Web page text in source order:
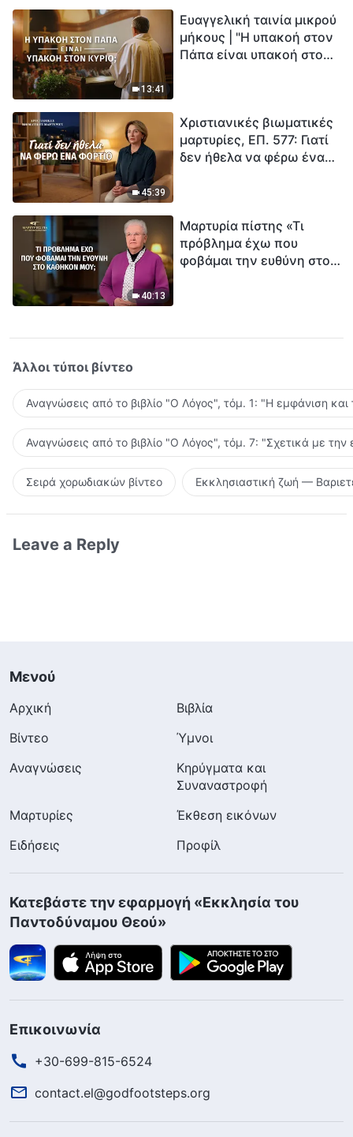
εξαφάνισης». Οι
καταστροφές χτυπούν.
Ξεκινά η αντίστροφη
13:41
Ευαγγελική ταινία μικρού
μήκους | "Η υπακοή στον
Πάπα είναι υπακοή στον
45:39
Χριστιανικές βιωματικές
μαρτυρίες, ΕΠ. 577: Γιατί
δεν ήθελα να φέρω ένα
40:13
Μαρτυρία πίστης «Τι
πρόβλημα έχω που
φοβάμαι την ευθύνη στο
Άλλοι τύποι βίντεο
Αναγνώσεις από το βιβλίο "Ο Λόγος", τόμ. 1: "Η εμφάνιση
Αναγνώσεις από το βιβλίο "Ο Λόγος", τόμ. 7: "Σχετικά με την
Σειρά χορωδιακών βίντεο Εκκλησιαστική ζωή —
Leave a Reply
Μενού
Αρχική
Βιβλία
Βίντεο
Ύμνοι
Αναγνώσεις
Κηρύγματα και
Συναναστροφή
Μαρτυρίες
Έκθεση εικόνων
Ειδήσεις
Προφίλ
Κατεβάστε την εφαρμογή «Εκκλησία του
Παντοδύναμου Θεού»
Επικοινωνία
+30-699-815-6524
contact.el@godfootsteps.org